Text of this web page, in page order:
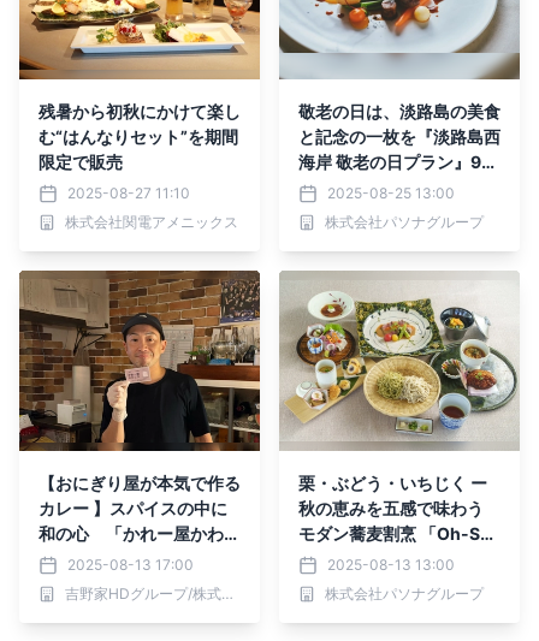
残暑から初秋にかけて楽し
む“はんなりセット”を期間
限定で販売
2025-08-27 11:10
株式会社関電アメニックス
敬老の日は、淡路島の美食
と記念の一枚を『淡路島西
海岸 敬老の日プラン』9月
1日より提供開始
2025-08-25 13:00
株式会社パソナグループ
【おにぎり屋が本気で作る
カレー 】スパイスの中に
和の心 「かれー屋かわし
ま」が高田馬場にオープ
ン!
2025-08-13 17:00
吉野家HDグループ/株式会社シェアレストラン
栗・ぶどう・いちじく ー
秋の恵みを五感で味わう
モダン蕎麦割烹 「Oh-SO
BAR」 秋限定コース9月
1日より提供開始
2025-08-13 13:00
株式会社パソナグループ